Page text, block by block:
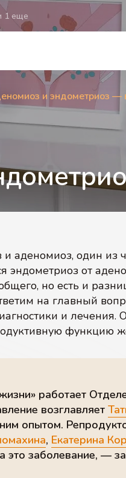
1 еще
и эндометриоз —
аденомиоз, один из
эндометриоз от
но есть и
на главный
и лечения.
функцию
работает
возглавляет
опытом.
, Екатерина
это заболевание, —